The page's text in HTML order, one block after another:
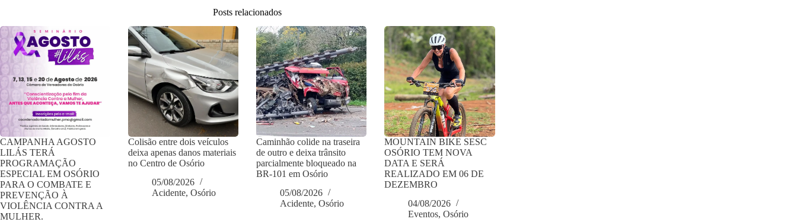
Posts relacionados
CAMPANHA AGOSTO
LILÁS TERÁ
PROGRAMAÇÃO
ESPECIAL EM OSÓRIO
PARA O COMBATE E
PREVENÇÃO À
VIOLÊNCIA CONTRA A
MULHER.
Colisão entre dois veículos
deixa apenas danos materiais
no Centro de Osório
05/08/2026
Acidente,Osório
Caminhão colide na traseira
de outro e deixa trânsito
parcialmente bloqueado na
BR-101 em Osório
05/08/2026
Acidente,Osório
MOUNTAIN BIKE SESC
OSÓRIO TEM NOVA
DATA E SERÁ
REALIZADO EM 06 DE
DEZEMBRO
04/08/2026
Eventos,Osório